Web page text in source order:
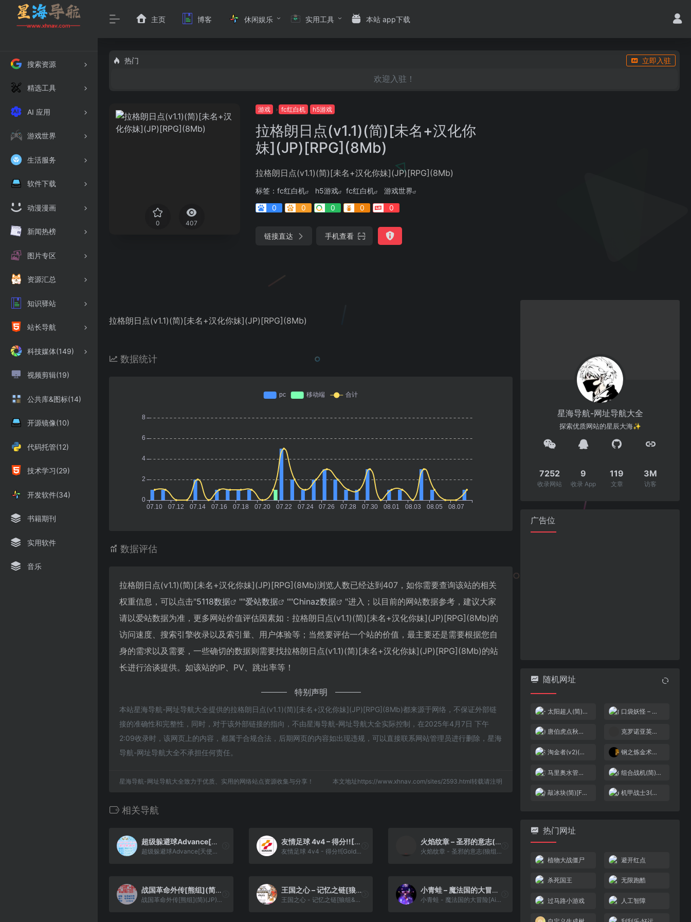
搜索资源
精选工具
AI 应用
游戏世界
生活服务
软件下载
动漫漫画
新闻热榜
图片专区
资源汇总
知识驿站
站长导航
科技媒体(149)
视频剪辑(19)
公共库&图标(14)
开源镜像(10)
代码托管(12)
技术学习(29)
开发软件(34)
书籍期刊
实用软件
音乐
主页 博客 休闲娱乐 实用工具 本站 app下载
热门 立即入驻
欢迎入驻！
0 407
游戏 fc红白机 h5游戏
拉格朗日点(v1.1)(简)[未名+汉化你
妹](JP)[RPG](8Mb)
拉格朗日点(v1.1)(简)[未名+汉化你妹](JP)[RPG](8Mb)
标签： fc红白机 h5游戏 fc红白机
游戏世界
0
0 0 0 0
链接直达 手机查看
拉格朗日点(v1.1)(简)[未名+汉化你妹](JP)[RPG](8Mb)
数据统计
数据评估
拉格朗日点(v1.1)(简)[未名+汉化你妹](JP)[RPG](8Mb)浏览人数已经达到407，如你需要查询该站的相关
权重信息，可以点击"5118数据 ""爱站数据 ""Chinaz数据
"进入；以目前的网站数据参考，建议大家
请以爱站数据为准，更多网站价值评估因素如：拉格朗日点(v1.1)(简)[未名+汉化你妹](JP)[RPG](8Mb)的
访问速度、搜索引擎收录以及索引量、用户体验等；当然要评估一个站的价值，最主要还是需要根据您自
身的需求以及需要，一些确切的数据则需要找拉格朗日点(v1.1)(简)[未名+汉化你妹](JP)[RPG](8Mb)的站
长进行洽谈提供。如该站的IP、PV、跳出率等！
特别声明
本站星海导航-网址导航大全提供的拉格朗日点(v1.1)(简)[未名+汉化你妹](JP)[RPG](8Mb)都来源于网络，不保证外部链
接的准确性和完整性，同时，对于该外部链接的指向，不由星海导航-网址导航大全实际控制，在2025年4月7日 下午
2:09收录时，该网页上的内容，都属于合规合法，后期网页的内容如出现违规，可以直接联系网站管理员进行删除，星海
导航-网址导航大全不承担任何责任。
星海导航-网址导航大全致力于优质、实用的网络站点资源收集与分享！ 本文地址https://www.xhnav.com/sites/2593.html转载请注明
相关导航
超级躲避球Advance[天使汉化组](繁)(US)(40Mb)
超级躲避球Advance[天使汉化组](繁)(US)(40Mb)
友情足球 4v4 – 得分!![Goldegg](简)(JP)(64Mb)
友情足球 4v4 - 得分!![Goldegg](简)(JP)(64Mb)
火焰纹章 – 圣邪的意志(狼组+火花天龙剑)1.4同人版 127.25
火焰纹章 - 圣邪的意志(狼组+火花天龙剑)1.4同人版 127.25
战国革命外传[熊组](简)(JP)(64Mb)
战国革命外传[熊组](简)(JP)(64Mb)
王国之心 – 记忆之链[狼组&天幻网](小字体稀疏)(简)(JP)(256Mb)
王国之心 - 记忆之链[狼组&天幻网](小字体稀疏)(简)(JP)(256Mb)
小青蛙 – 魔法国的大冒险[Aic](简)(JP)(64.71Mb)
小青蛙 - 魔法国的大冒险[Aic](简)(JP)(64.71Mb)
星海导航-网址导航大全
探索优质网站的星辰大海✨
7252
收录网站
9
收录 App
119
文章
3M
访客
广告位
随机网址
太阳超人(简)[MM之神](EU)[ACT](2Mb) 口袋妖怪 – 绿宝石[盗版&Jirachi](v2.4)(简)(JP)(128Mb)
唐伯虎点秋香(简)[南晶科技](CN)[RPG](4Mb) 克罗诺亚英雄 传说中的星之徽章[Anyhow_YLH](v1.22)(简)(256Mb)
淘金者(v2)(简)[叶枫](JP)[PUZ](0.37Mb) 钢之炼金术士 – 回忆之奏鸣曲[第三世纪](简)(JP)(65.77Mb)
马里奥水管工(简)[高伟](JUE)[ACT](0.31Mb) 组合战机(简)[高伟](US)[STG](0.5Mb)
敲冰块(简)[F0REVERD](JP)[ACT](0.18Mb) 机甲战士3(简)[恒格电子](JP)[RPG](6Mb)
热门网址
植物大战僵尸 避开红点
杀死国王 无限跑酷
过马路小游戏 人工智障